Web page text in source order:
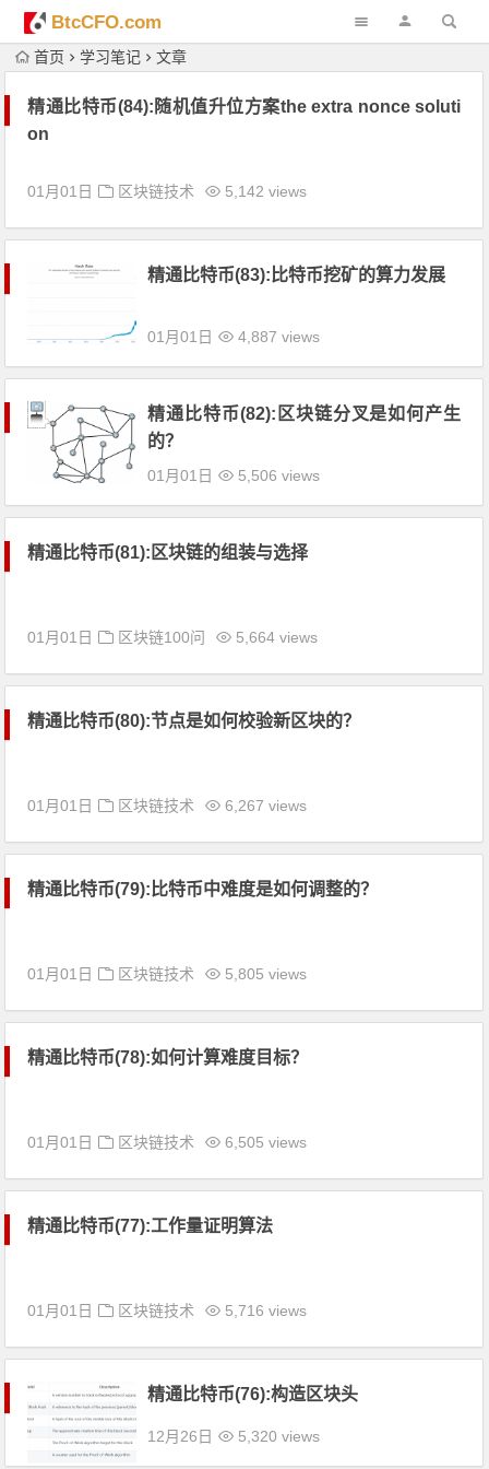
BtcCFO.com
首页 学习笔记 文章
精通比特币(84):随机值升位方案the extra nonce soluti
on
01月01日 区块链技术 5,142 views
精通比特币(83):比特币挖矿的算力发展
01月01日 4,887 views
精通比特币(82):区块链分叉是如何产生
的？
01月01日 5,506 views
精通比特币(81):区块链的组装与选择
01月01日 区块链100问 5,664 views
精通比特币(80):节点是如何校验新区块的？
01月01日 区块链技术 6,267 views
精通比特币(79):比特币中难度是如何调整的？
01月01日 区块链技术 5,805 views
精通比特币(78):如何计算难度目标？
01月01日 区块链技术 6,505 views
精通比特币(77):工作量证明算法
01月01日 区块链技术 5,716 views
精通比特币(76):构造区块头
12月26日 5,320 views